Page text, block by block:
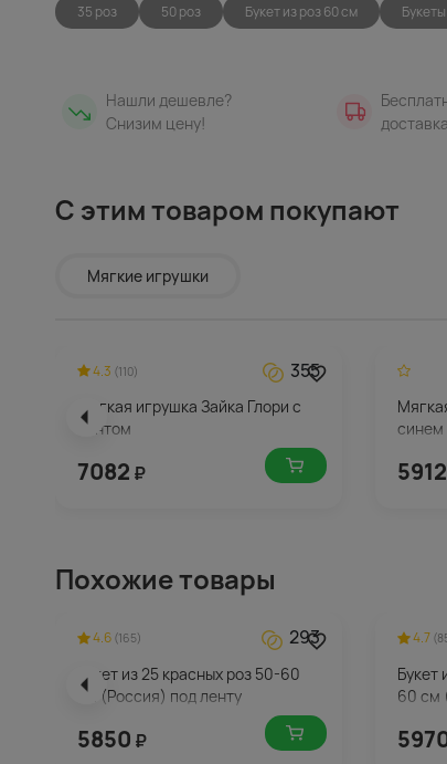
35 роз 50 роз Букет из роз 60 см
Нашли дешевле?
Снизим цену!
доставка
С этим товаром покупают
Мягкие игрушки
4.3 (110) 355
Мягкая игрушка Зайка Глори с
бантом
7082 ₽
синем
5912
Похожие товары
4.6 (165) 293
Букет из 25 красных роз 50-60
см (Россия) под ленту
5850 ₽
4.7
Букет
60 см